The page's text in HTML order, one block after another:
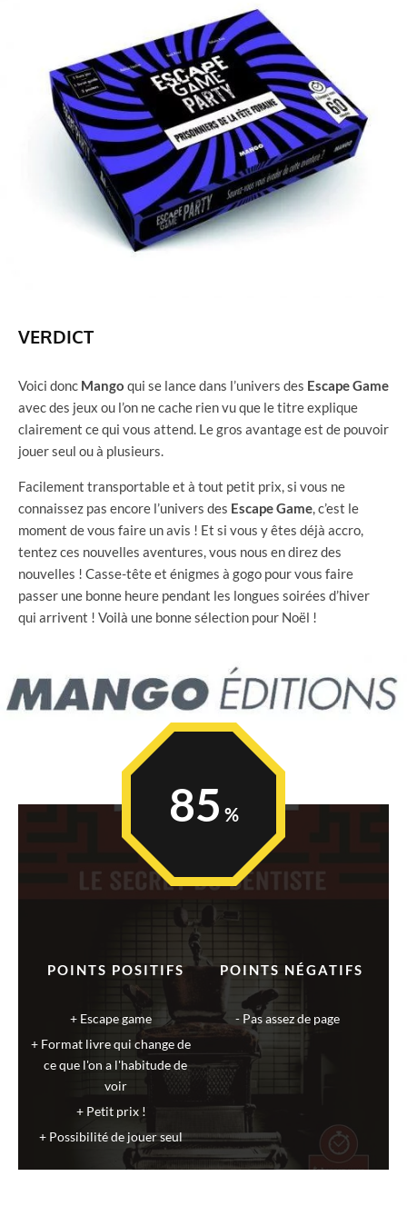
VERDICT
Voici donc Mango qui se lance dans l’univers des Escape Game
avec des jeux ou l’on ne cache rien vu que le titre explique
clairement ce qui vous attend. Le gros avantage est de pouvoir
jouer seul ou à plusieurs.
Facilement transportable et à tout petit prix, si vous ne
connaissez pas encore l’univers des Escape Game, c’est le
moment de vous faire un avis ! Et si vous y êtes déjà accro,
tentez ces nouvelles aventures, vous nous en direz des
nouvelles ! Casse-tête et énigmes à gogo pour vous faire
passer une bonne heure pendant les longues soirées d’hiver
qui arrivent ! Voilà une bonne sélection pour Noël !
POINTS POSITIFS
Escape game
Format livre qui change de
ce que l'on a l'habitude de
voir
Petit prix !
Possibilité de jouer seul
POINTS NÉGATIFS
Pas assez de page
85